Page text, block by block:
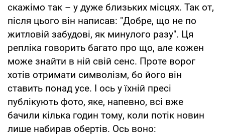
скажімо так – у дуже близьких місцях. Так от,
після цього він написав: "Добре, що не по
житловій забудові, як минулого разу". Ця
репліка говорить багато про що, але кожен
може знайти в ній свій сенс. Проте ворог
хотів отримати символізм, бо його він
ставить понад усе. І ось у їхній пресі
публікують фото, яке, напевно, всі вже
бачили кілька годин тому, коли потік новин
лише набирав обертів. Ось воно: